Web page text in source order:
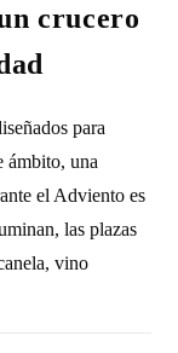
crucero
para
ámbito, una
el Adviento es
las plazas
vino